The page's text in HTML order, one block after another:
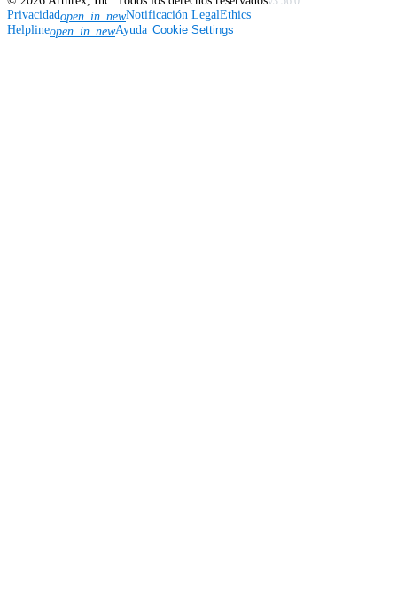
Privacidadopen_in_newNotificación LegalEthics
Helplineopen_in_newAyuda Cookie Settings